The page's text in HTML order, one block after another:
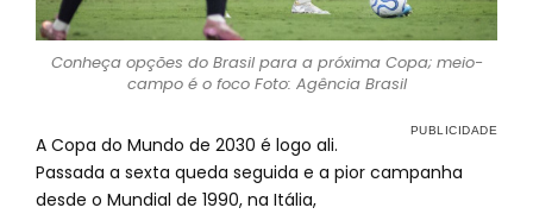
Conheça opções do Brasil para a próxima Copa; meio-
campo é o foco Foto: Agência Brasil
A Copa do Mundo de 2030 é logo ali.
Passada a sexta queda seguida e a pior campanha
desde o Mundial de 1990, na Itália,